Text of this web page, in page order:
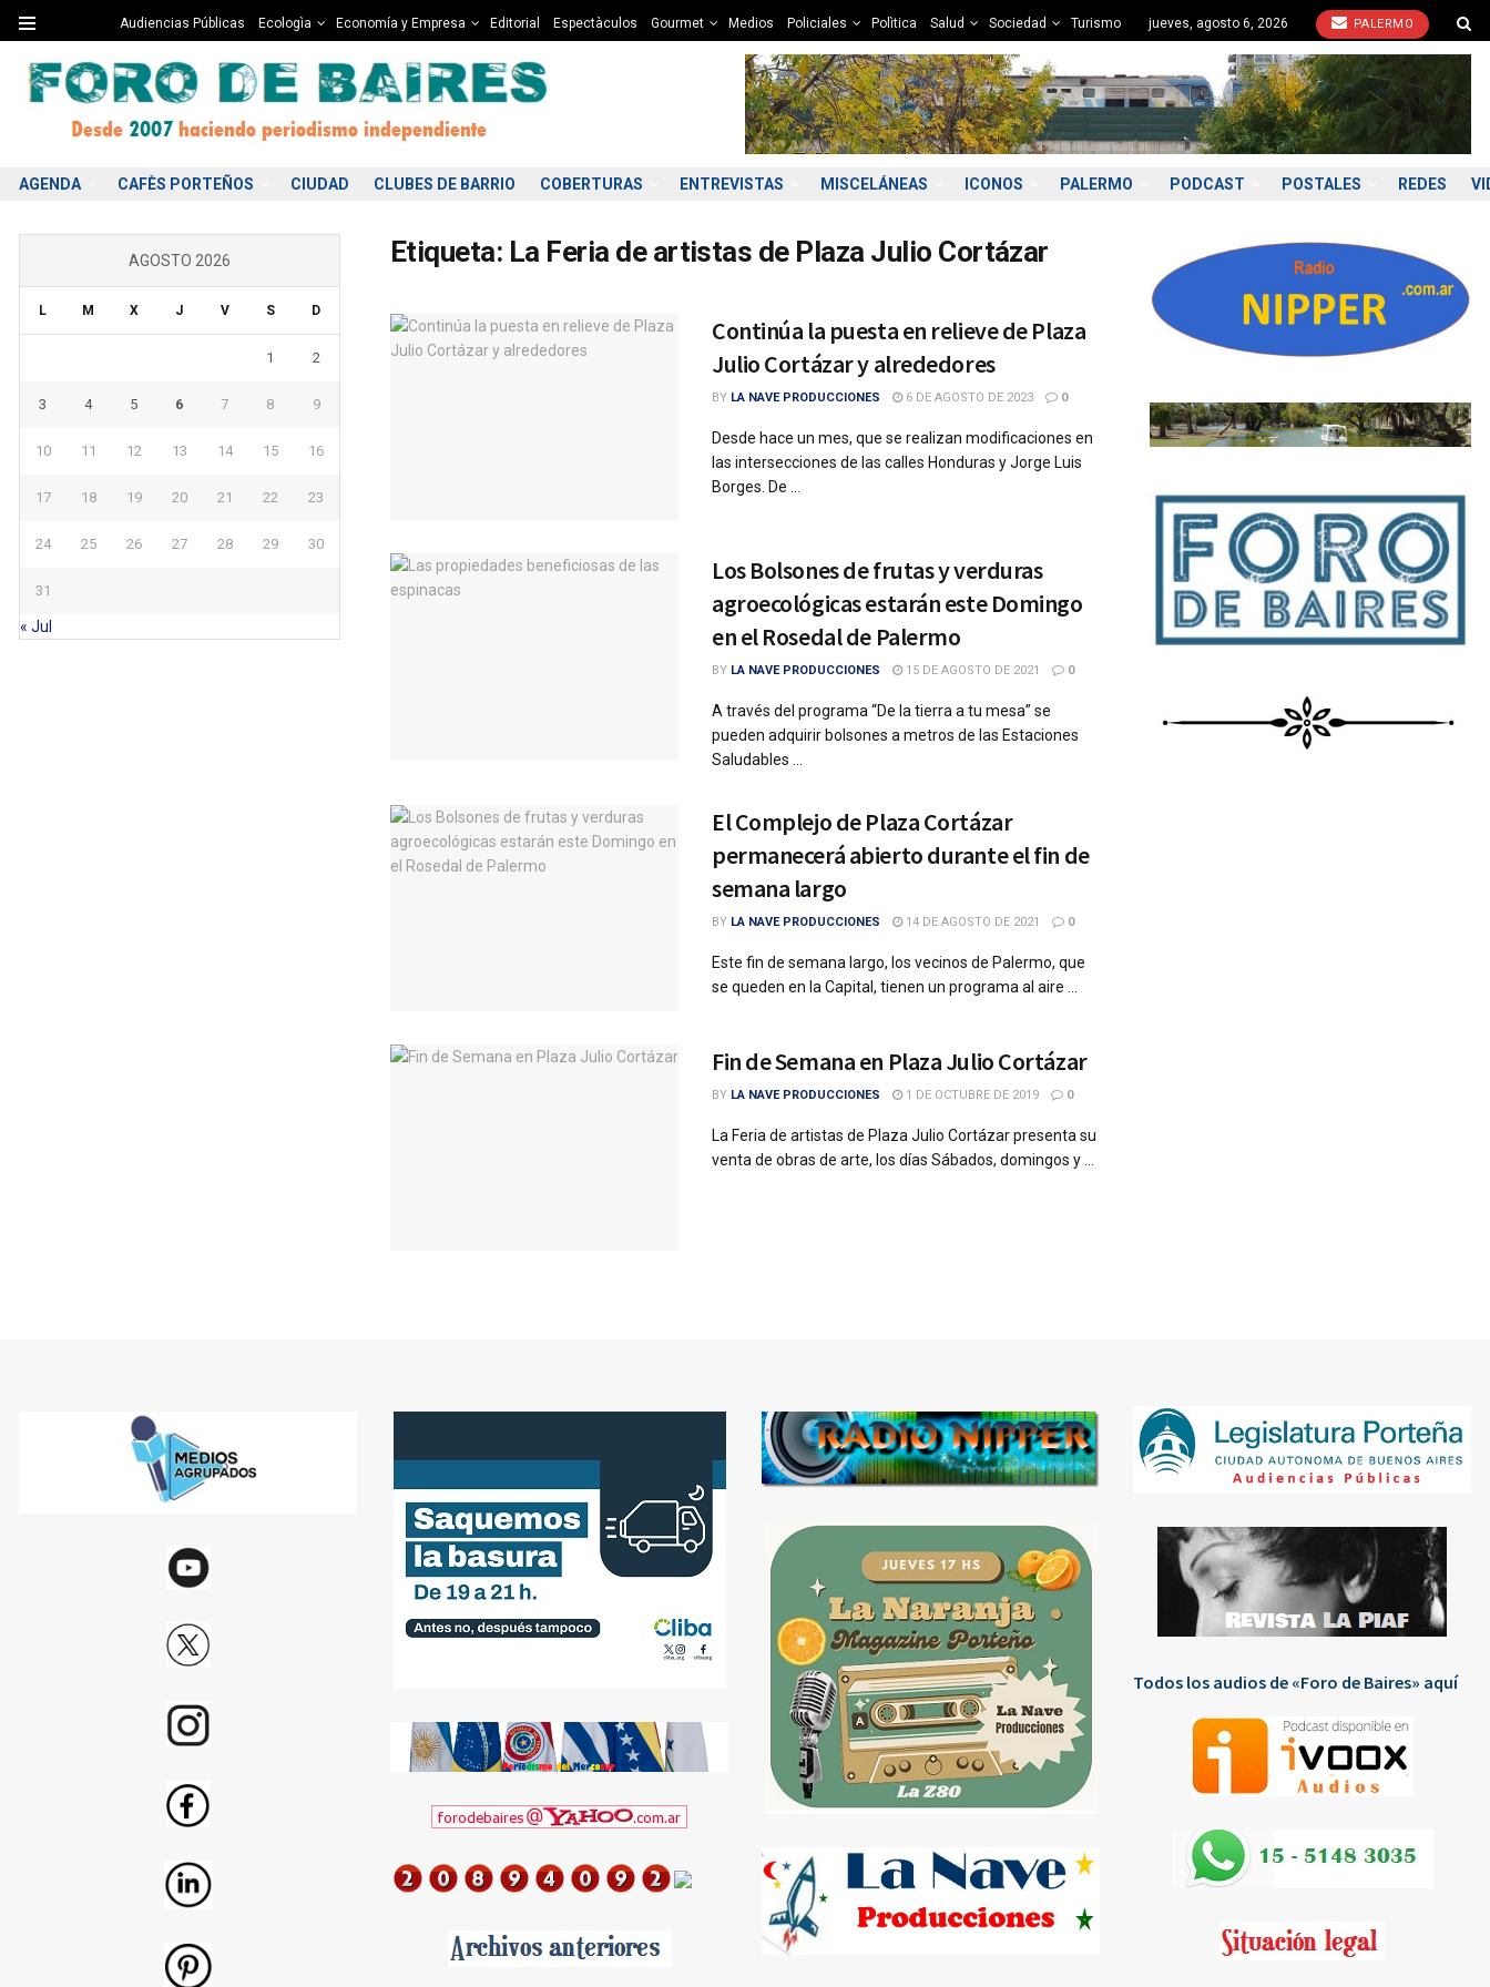
Audiencias Públicas Ecologìa Economía y Empresa Editorial Espectàculos Gourmet Medios Policiales Polìtica Salud Sociedad Turismo jueves, agosto 6, 2026 PALERMO
AGENDA CAFÈS PORTEÑOS CIUDAD CLUBES DE BARRIO COBERTURAS ENTREVISTAS MISCELÁNEAS ICONOS PALERMO PODCAST POSTALES REDES
Etiqueta: La Feria de artistas de Plaza Julio Cortázar
Continúa la puesta en relieve de Plaza
Julio Cortázar y alrededores
BY LA NAVE PRODUCCIONES 6 DE AGOSTO DE 2023 0
Desde hace un mes, que se realizan modificaciones en
las intersecciones de las calles Honduras y Jorge Luis
Borges. De ...
Los Bolsones de frutas y verduras
agroecológicas estarán este Domingo
en el Rosedal de Palermo
BY LA NAVE PRODUCCIONES 15 DE AGOSTO DE 2021 0
A través del programa “De la tierra a tu mesa” se
pueden adquirir bolsones a metros de las Estaciones
Saludables ...
El Complejo de Plaza Cortázar
permanecerá abierto durante el fin de
semana largo
BY LA NAVE PRODUCCIONES 14 DE AGOSTO DE 2021 0
Este fin de semana largo, los vecinos de Palermo, que
se queden en la Capital, tienen un programa al aire ...
Fin de Semana en Plaza Julio Cortázar
BY LA NAVE PRODUCCIONES 1 DE OCTUBRE DE 2019 0
La Feria de artistas de Plaza Julio Cortázar presenta su
venta de obras de arte, los días Sábados, domingos y ...
AGOSTO 2026
L M X J V S D
1 2
3 4 5 6 7 8 9
10 11 12 13 14 15 16
17 18 19 20 21 22 23
24 25 26 27 28 29 30
31
« Jul
Todos los audios de «Foro de Baires» aquí